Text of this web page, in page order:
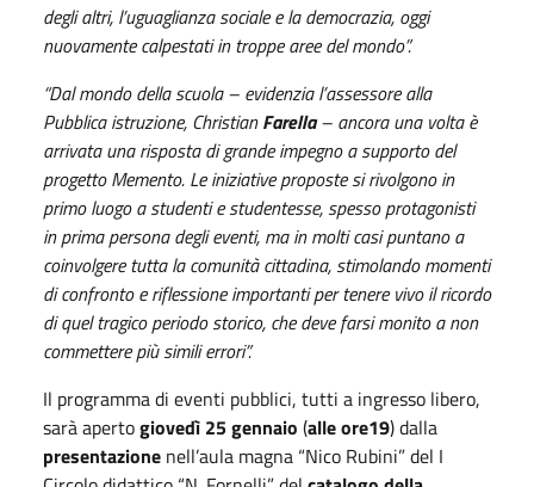
degli altri, l’uguaglianza sociale e la democrazia, oggi
nuovamente calpestati in troppe aree del mondo”.
“Dal mondo della scuola– evidenzia l’assessore alla
Pubblica istruzione, ChristianFarella– ancora una volta è
arrivata una risposta di grande impegno a supporto del
progetto Memento. Le iniziative proposte si rivolgono in
primo luogo a studenti e studentesse, spesso protagonisti
in prima persona degli eventi, ma in molti casi puntano a
coinvolgere tutta la comunità cittadina, stimolando momenti
di confronto e riflessione importanti per tenere vivo il ricordo
di quel tragico periodo storico, che deve farsi monito a non
commettere più simili errori”.
Il programma di eventi pubblici, tutti a ingresso libero,
sarà apertogiovedì 25 gennaio (alle ore19) dalla
presentazione nell’aula magna “Nico Rubini” del I